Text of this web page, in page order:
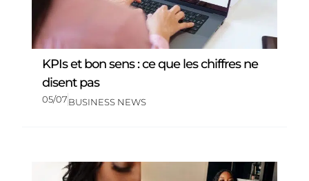
KPIs et bon sens : ce que les chiffres ne
disent pas
05/07BUSINESS NEWS